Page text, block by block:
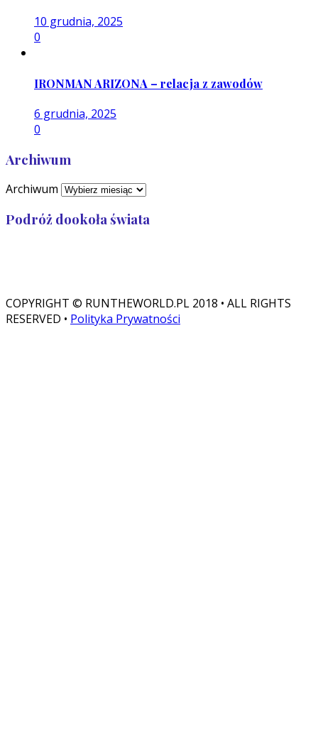
10 grudnia, 2025
0
IRONMAN ARIZONA – relacja z zawodów
6 grudnia, 2025
0
Archiwum
Archiwum
Podróż dookoła świata
COPYRIGHT © RUNTHEWORLD.PL 2018 • ALL RIGHTS
RESERVED • Polityka Prywatności